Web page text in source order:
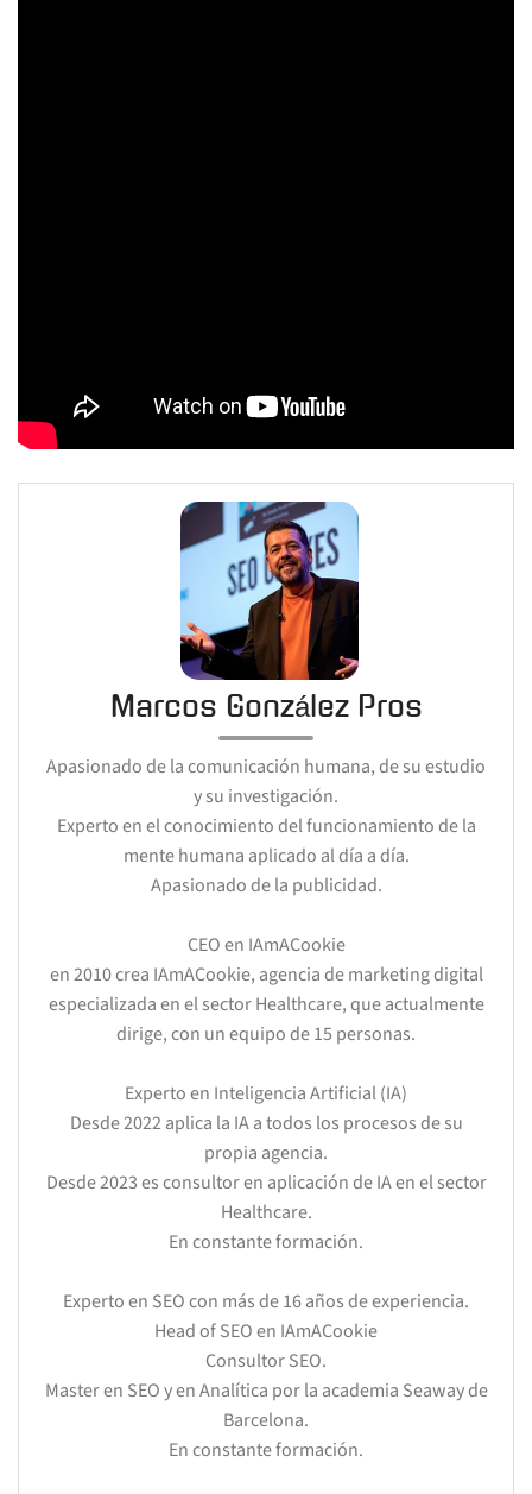
Marcos González Pros
Apasionado de la comunicación humana, de su estudio
y su investigación.
Experto en el conocimiento del funcionamiento de la
mente humana aplicado al día a día.
Apasionado de la publicidad.
CEO en IAmACookie
en 2010 crea IAmACookie, agencia de marketing digital
especializada en el sector Healthcare, que actualmente
dirige, con un equipo de 15 personas.
Experto en Inteligencia Artificial (IA)
Desde 2022 aplica la IA a todos los procesos de su
propia agencia.
Desde 2023 es consultor en aplicación de IA en el sector
Healthcare.
En constante formación.
Experto en SEO con más de 16 años de experiencia.
Head of SEO en IAmACookie
Consultor SEO.
Master en SEO y en Analítica por la academia Seaway de
Barcelona.
En constante formación.